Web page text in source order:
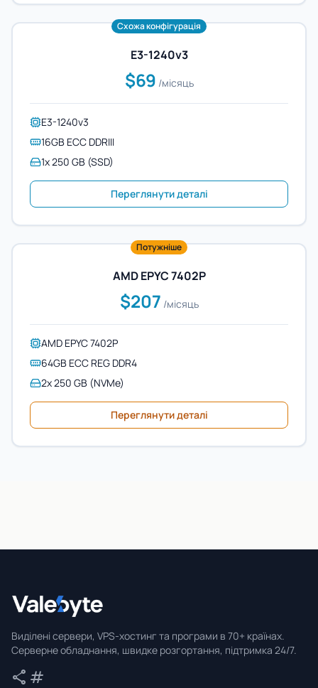
Схожа конфігурація
E3-1240v3
$69 /місяць
E3-1240v3
16GB ECC DDRIII
1x 250 GB (SSD)
Переглянути деталі
Потужніше
AMD EPYC 7402P
$207 /місяць
AMD EPYC 7402P
64GB ECC REG DDR4
2x 250 GB (NVMe)
Переглянути деталі
Виділені сервери, VPS-хостинг та програми в 70+ країнах.
Серверне обладнання, швидке розгортання, підтримка 24/7.
share Поділитися
tag